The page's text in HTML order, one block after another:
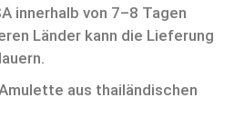
innerhalb von 7–8 Tagen
Länder kann die Lieferung
aus thailändischen